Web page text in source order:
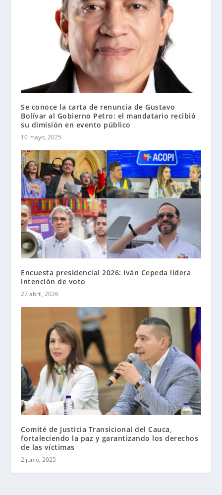
Se conoce la carta de renuncia de Gustavo
Bolívar al Gobierno Petro: el mandatario recibió
su dimisión en evento público
10 mayo, 2025
Encuesta presidencial 2026: Iván Cepeda lidera
intención de voto
27 abril, 2026
Comité de Justicia Transicional del Cauca,
fortaleciendo la paz y garantizando los derechos
de las víctimas
2 junio, 2025